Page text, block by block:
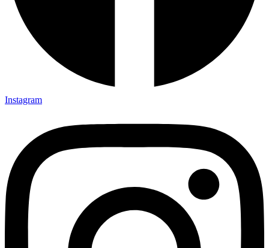
Instagram